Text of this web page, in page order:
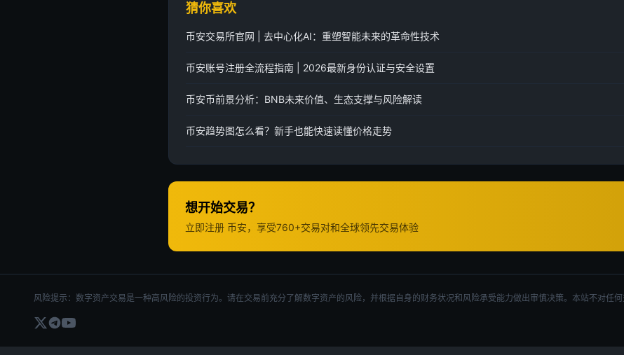
猜你喜欢
币安交易所官网 | 去中心化AI：重塑智能未来的革命性技术
币安账号注册全流程指南 | 2026最新身份认证与安全设置
币安币前景分析：BNB未来价值、生态支撑与风险解读
币安趋势图怎么看？新手也能快速读懂价格走势
想开始交易？
立即注册 币安，享受760+交易对和全球领先交易体验
风险提示：数字资产交易是一种高风险的投资行为。请在交易前充分了解数字资产的风险，并根据自身的财务状况和风险承受能力做出审慎决策。本站不对任何